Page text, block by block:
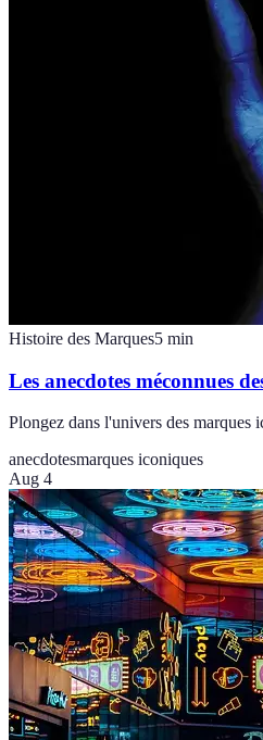
Histoire des Marques5 min
Les anecdotes méconnues
Plongez dans l'univers des marques
anecdotesmarques iconiques
Aug 4